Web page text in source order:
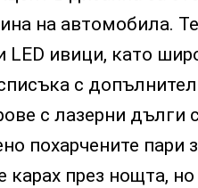
на автомобила.
LED ивици, като
с
с лазерни дълги
похарчените пари
през нощта,